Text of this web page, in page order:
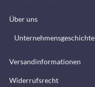
Über uns
Unternehmensgeschichte
Versandinformationen
Widerrufsrecht